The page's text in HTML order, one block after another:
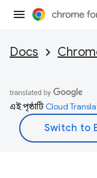
Docs
এই পৃষ্ঠাটিCloud